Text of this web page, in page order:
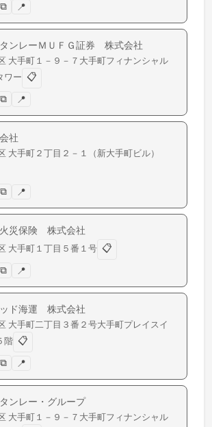
⧉ 📍
ンレーＭＵＦＧ証券 株式会社
大手町 １－９－７大手町フィナンシャル
ワー 📋
⧉ 📍
社
大手町 ２丁目２－１（新大手町ビル）
⧉ 📍
災保険 株式会社
大手町 １丁目５番１号 📋
⧉ 📍
ッド海運 株式会社
大手町二丁目３番２号大手町プレイスイ
階 📋
⧉ 📍
ンレー・グループ
大手町 １－９－７大手町フィナンシャル